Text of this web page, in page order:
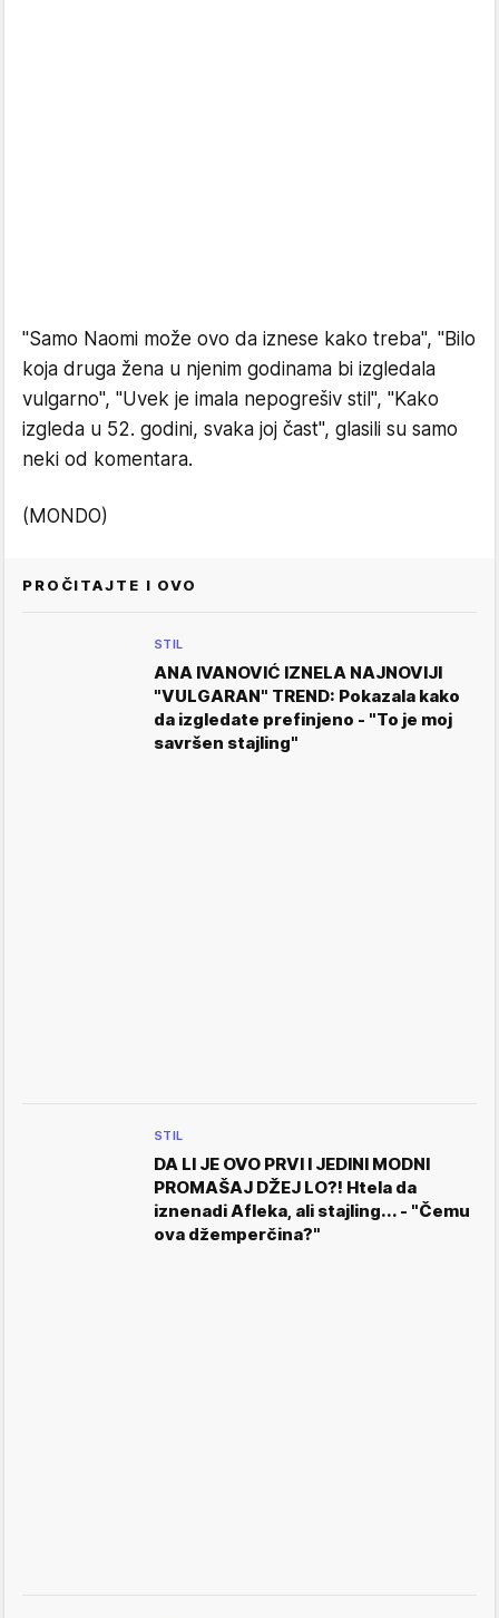
"Samo Naomi može ovo da iznese kako treba", "Bilo
koja druga žena u njenim godinama bi izgledala
vulgarno", "Uvek je imala nepogrešiv stil", "Kako
izgleda u 52. godini, svaka joj čast", glasili su samo
neki od komentara.
(MONDO)
PROČITAJTE I OVO
STIL
ANA IVANOVIĆ IZNELA NAJNOVIJI
"VULGARAN" TREND: Pokazala kako
da izgledate prefinjeno - "To je moj
savršen stajling"
STIL
DA LI JE OVO PRVI I JEDINI MODNI
PROMAŠAJ DŽEJ LO?! Htela da
iznenadi Afleka, ali stajling... - "Čemu
ova džemperčina?"